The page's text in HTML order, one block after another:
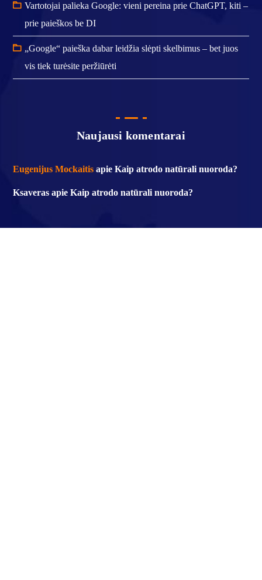
Vartotojai palieka Google: vieni pereina prie ChatGPT, kiti –
prie paieškos be DI
„Google“ paieška dabar leidžia slėpti skelbimus – bet juos
vis tiek turėsite peržiūrėti
Naujausi komentarai
Eugenijus Mockaitis apieKaip atrodo natūrali nuoroda?
Ksaveras apieKaip atrodo natūrali nuoroda?